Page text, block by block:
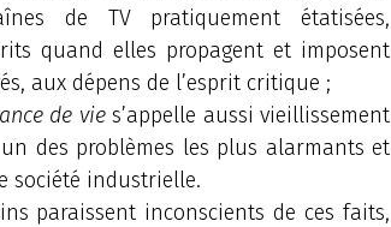
de TV pratiquement étatisées,
quand elles propagent et imposent
aux dépens de l’esprit critique ;
de vies’appelle aussi vieillissement
des problèmes les plus alarmants et
société industrielle.
paraissent inconscients de ces faits,